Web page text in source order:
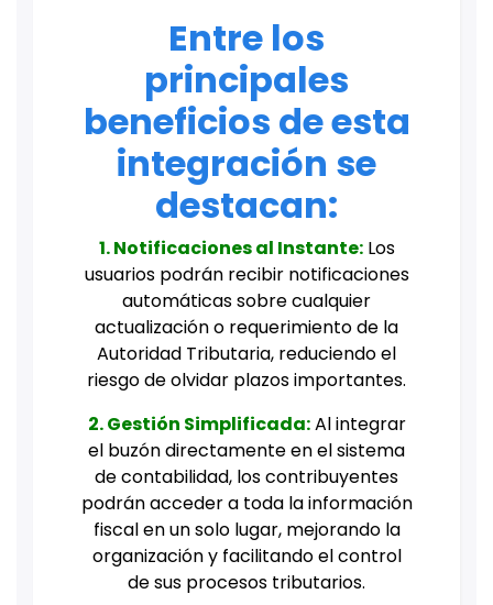
Entre los
principales
beneficios de esta
integración se
destacan:
1. Notificaciones al Instante: Los
usuarios podrán recibir notificaciones
automáticas sobre cualquier
actualización o requerimiento de la
Autoridad Tributaria, reduciendo el
riesgo de olvidar plazos importantes.
2. Gestión Simplificada:Al integrar
el buzón directamente en el sistema
de contabilidad, los contribuyentes
podrán acceder a toda la información
fiscal en un solo lugar, mejorando la
organización y facilitando el control
de sus procesos tributarios.